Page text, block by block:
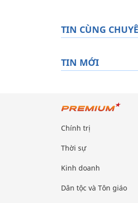
TIN CÙNG
TIN MỚI
Chính trị
Thời sự
Kinh doanh
Dân tộc và Tôn giáo